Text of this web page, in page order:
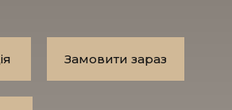
Замовити зараз